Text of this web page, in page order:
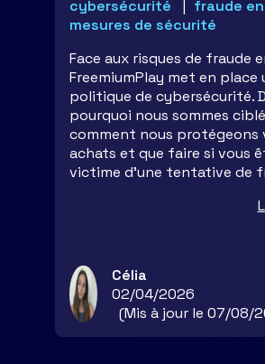
cybersécurité
fraude
mesures de sécurité
Face aux risques de fraude
FreemiumPlay met en place
politique de cybersécurité.
pourquoi nous sommes
comment nous protégeons
achats et que faire si vous
victime d'une tentative de
Célia
02/04/2026
(Mis à jour le 07/08/